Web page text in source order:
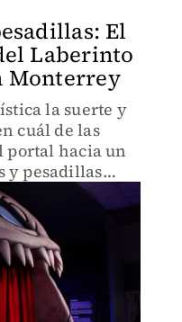
El
Laberinto
Monterrey
la suerte y
cuál de las
portal hacia un
y pesadillas
vida propia.